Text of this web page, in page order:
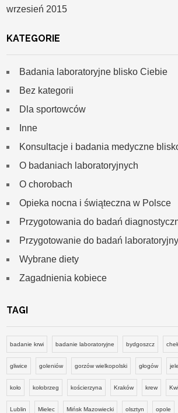
wrzesień 2015
KATEGORIE
Badania laboratoryjne blisko Ciebie
Bez kategorii
Dla sportowców
Inne
Konsultacje i badania medyczne
O badaniach laboratoryjnych
O chorobach
Opieka nocna i świąteczna w Polsce
Przygotowania do badań
Przygotowanie do badań
Wybrane diety
Zagadnienia kobiece
TAGI
badanie krwi badanie laboratoryjne bydgoszcz
gliwice goleniów gorzów wielkopolski głogów
koło kołobrzeg kościerzyna Kraków krew
Lublin Mielec Mińsk Mazowiecki olsztyn opole